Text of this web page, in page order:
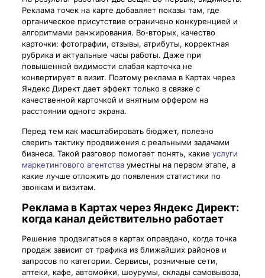
Реклама точек на карте добавляет показы там, где
органическое присутствие ограничено конкуренцией и
алгоритмами ранжирования. Во‑вторых, качество
карточки: фотографии, отзывы, атрибуты, корректная
рубрика и актуальные часы работы. Даже при
повышенной видимости слабая карточка не
конвертирует в визит. Поэтому реклама в Картах через
Яндекс Директ дает эффект только в связке с
качественной карточкой и внятным оффером на
расстоянии одного экрана.
Перед тем как масштабировать бюджет, полезно
сверить тактику продвижения с реальными задачами
бизнеса. Такой разговор помогает понять, какие услуги
маркетингового агентствауместны на первом этапе, а
какие лучше отложить до появления статистики по
звонкам и визитам.
Реклама в Картах через Яндекс Директ:
когда канал действительно работает
Решение продвигаться в картах оправдано, когда точка
продаж зависит от трафика из ближайших районов и
запросов по категории. Сервисы, розничные сети,
аптеки, кафе, автомойки, шоурумы, склады самовывоза,